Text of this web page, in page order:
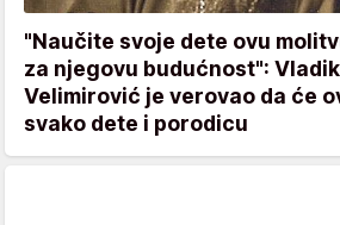
"Naučite svoje dete ovu
za njegovu budućnost":
Velimirović je verovao da će
svako dete i porodicu